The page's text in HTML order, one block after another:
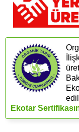
Ekotar